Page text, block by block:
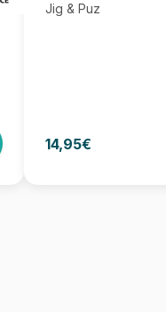
Jig & Puz
14,95€